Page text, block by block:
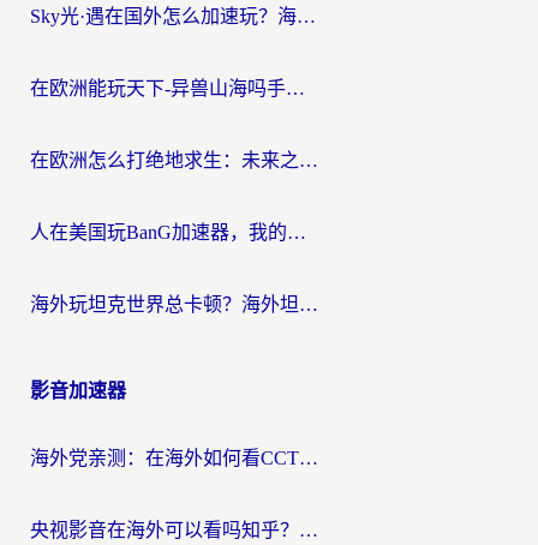
Sky光·遇在国外怎么加速玩？海外党亲测有效的国服游戏加速指南
在欧洲能玩天下-异兽山海吗手游？海外玩家的加速器生存指南
在欧洲怎么打绝地求生：未来之役不卡？留学生亲测的加速器避坑指南
人在美国玩BanG加速器，我的延迟终于绿了
海外玩坦克世界总卡顿？海外坦克世界加速器有哪些？实测好用的选择在这里
影音加速器
海外党亲测：在海外如何看CCTV？告别“仅限大陆播放”的实用指南
央视影音在海外可以看吗知乎？留学生亲测：3步解决地域限制+追剧自由